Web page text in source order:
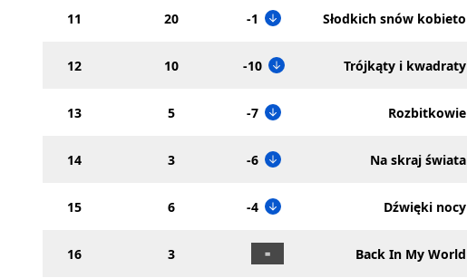
11 20 -1 Słodkich snów kobieto
12 10 -10 Trójkąty i kwadraty
13 5 -7 Rozbitkowie
14 3 -6 Na skraj świata
15 6 -4 Dźwięki nocy
16 3 Back In My World